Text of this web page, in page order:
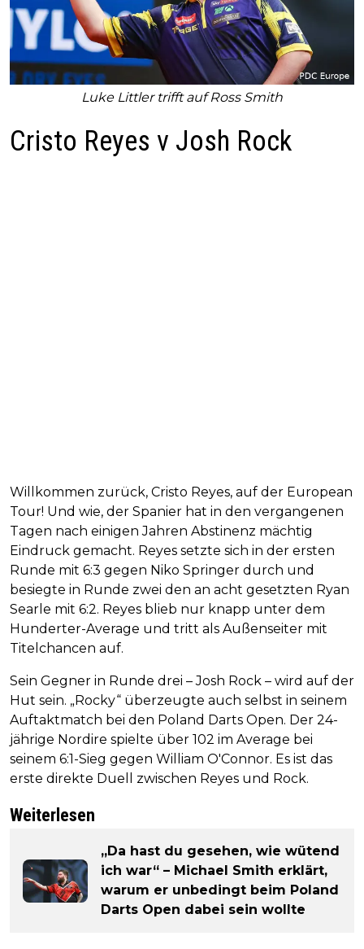
Luke Littler trifft auf Ross Smith
Cristo Reyes v Josh Rock
Willkommen zurück, Cristo Reyes, auf der European
Tour! Und wie, der Spanier hat in den vergangenen
Tagen nach einigen Jahren Abstinenz mächtig
Eindruck gemacht. Reyes setzte sich in der ersten
Runde mit 6:3 gegen Niko Springer durch und
besiegte in Runde zwei den an acht gesetzten Ryan
Searle mit 6:2. Reyes blieb nur knapp unter dem
Hunderter-Average und tritt als Außenseiter mit
Titelchancen auf.
Sein Gegner in Runde drei – Josh Rock – wird auf der
Hut sein. „Rocky“ überzeugte auch selbst in seinem
Auftaktmatch bei den Poland Darts Open. Der 24-
jährige Nordire spielte über 102 im Average bei
seinem 6:1-Sieg gegen William O'Connor. Es ist das
erste direkte Duell zwischen Reyes und Rock.
Weiterlesen
„Da hast du gesehen, wie wütend
ich war“ – Michael Smith erklärt,
warum er unbedingt beim Poland
Darts Open dabei sein wollte